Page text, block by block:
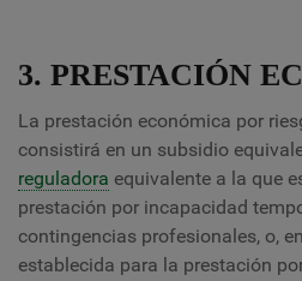
3. PRESTACIÓN
La prestación económica por
consistirá en un subsidio
reguladora equivalente a la que
prestación por incapacidad
contingencias profesionales, o,
establecida para la prestación